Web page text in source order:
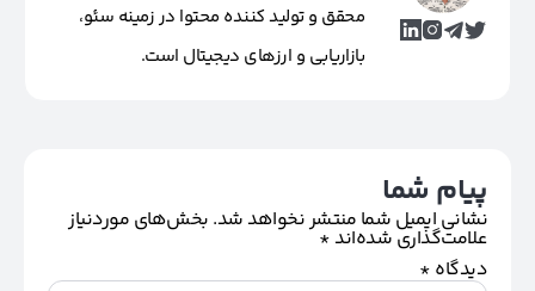
محقق و تولید کننده محتوا در زمینه سئو،
بازاریابی و ارزهای دیجیتال است.
پیام شما
نشانی ایمیل شما منتشر نخواهد شد. بخش‌های موردنیاز
علامت‌گذاری شده‌اند*
دیدگاه *